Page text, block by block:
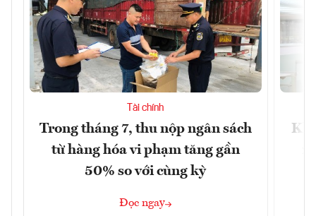
Tài chính
Trong tháng 7, thu nộp ngân sách
từ hàng hóa vi phạm tăng gần
50% so với cùng kỳ
Đọc ngay